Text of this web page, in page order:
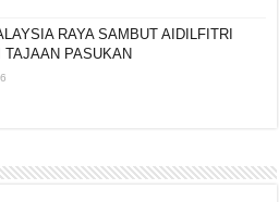
RAYA SAMBUT AIDILFITRI
TAJAAN PASUKAN